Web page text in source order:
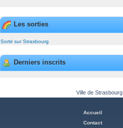
Les sorties
Sortir sur Strasbourg
Derniers inscrits
Ville de Strasbourg
Accueil
Contact